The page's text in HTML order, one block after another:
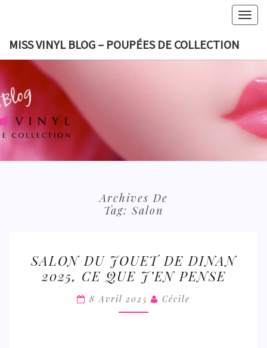
content
MISS VINYL BLOG – POUPÉES DE COLLECTION
MISS
BLOG
Archives De
Tag:Salon
DU
JOUET
DE
DINAN
SALON DU JOUET DE DINAN
2025, CE QUE J’EN PENSE
8 Avril 2025 Cécile